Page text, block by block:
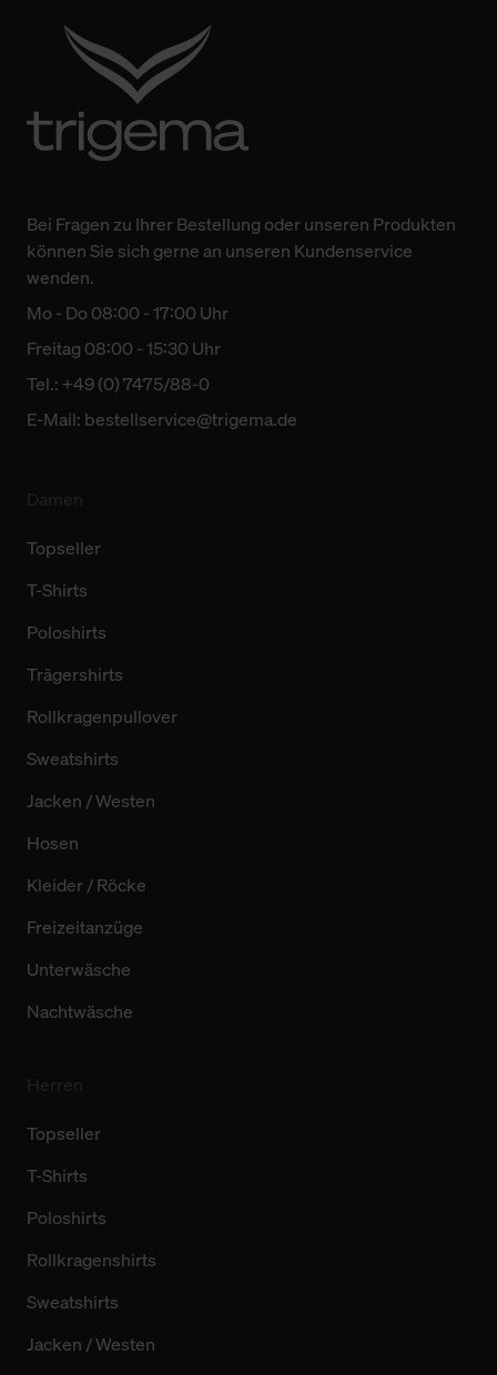
Bei Fragen zu Ihrer Bestellung oder unseren Produkten
können Sie sich gerne an unseren Kundenservice
wenden.
Mo - Do 08:00 - 17:00 Uhr
Freitag 08:00 - 15:30 Uhr
Tel.: +49 (0) 7475/88-0
E-Mail: bestellservice@trigema.de
Topseller
T-Shirts
Poloshirts
Trägershirts
Rollkragenpullover
Sweatshirts
Jacken / Westen
Hosen
Kleider / Röcke
Freizeitanzüge
Unterwäsche
Nachtwäsche
Topseller
T-Shirts
Poloshirts
Rollkragenshirts
Sweatshirts
Jacken / Westen